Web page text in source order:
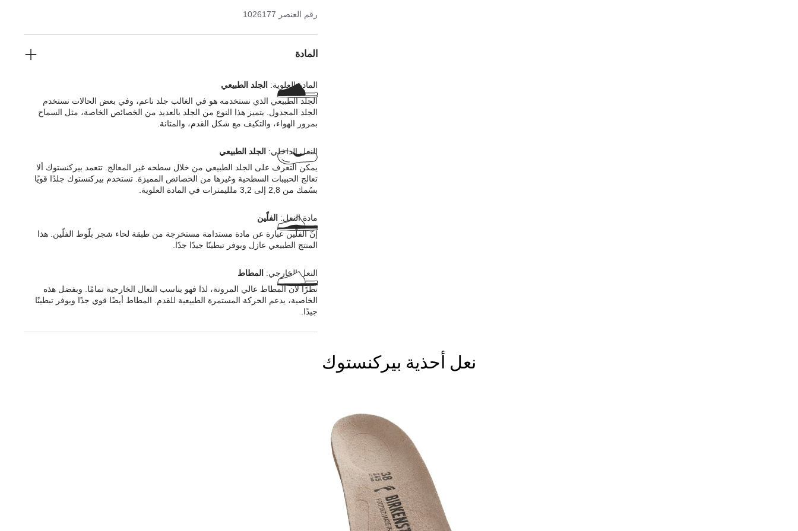
رقم العنصر 1026177
المادة
المادة العلوية: الجلد الطبيعي
الجلد الطبيعي الذي نستخدمه هو في الغالب جلد ناعم، وفي بعض الحالات نستخدم
الجلد المجدول. يتميز هذا النوع من الجلد بالعديد من الخصائص الخاصة، مثل السماح
بمرور الهواء، والتكيف مع شكل القدم، والمتانة.
النعل الداخلي: الجلد الطبيعي
يمكن التعرف على الجلد الطبيعي من خلال سطحه غير المعالج. تتعمد بيركنستوك ألا
تعالج الحبيبات السطحية وغيرها من الخصائص المميزة. تستخدم بيركنستوك جلدًا قويًا
بسُمك من 2,8 إلى 3,2 ملليمترات في المادة العلوية.
مادة النعل: الفلّين
إنّ الفلّين عبارة عن مادة مستدامة مستخرجة من طبقة لحاء شجر بلّوط الفلّين. هذا
المنتج الطبيعي عازل ويوفر تبطينًا جيدًا جدًا.
النعل الخارجي: المطاط
نظرًا لأن المطاط عالي المرونة، لذا فهو يناسب النعال الخارجية تمامًا. وبفضل هذه
الخاصية، يدعم الحركة المستمرة الطبيعية للقدم. المطاط أيضًا قوي جدًا ويوفر تبطينًا
جيدًا.
نعل أحذية بيركنستوك